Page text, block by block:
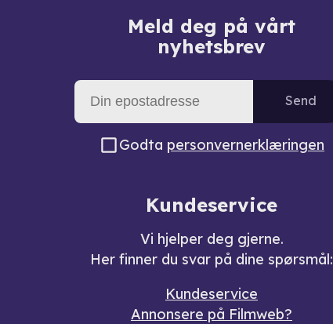
Meld deg på vårt
nyhetsbrev
Send
Godta personvernerklæringen
Kundeservice
Vi hjelper deg gjerne.
Her finner du svar på dine spørsmål:
Kundeservice
Annonsere på Filmweb?